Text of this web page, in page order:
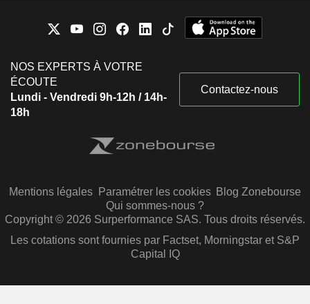
NOS EXPERTS À VOTRE
ÉCOUTE
Lundi - Vendredi 9h-12h / 14h-
18h
Contactez-nous
Mentions légales Paramétrer les cookies Blog Zonebourse
Qui sommes-nous ?
Copyright © 2026 Surperformance SAS. Tous droits réservés.
Les cotations sont fournies par Factset, Morningstar et S&P
Capital IQ